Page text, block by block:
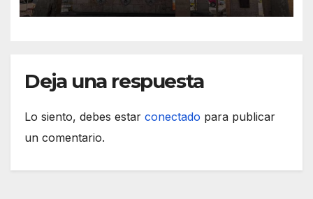
Deja una respuesta
Lo siento, debes estar conectado para publicar
un comentario.